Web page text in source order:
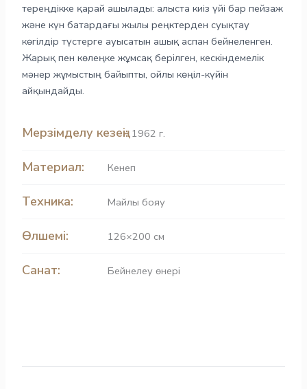
тереңдікке қарай ашылады: алыста киіз үйі бар пейзаж
және күн батардағы жылы реңктерден суықтау
көгілдір түстерге ауысатын ашық аспан бейнеленген.
Жарық пен көлеңке жұмсақ берілген, кескіндемелік
мәнер жұмыстың байыпты, ойлы көңіл-күйін
айқындайды.
Мерзімделу кезеңі: 1962 г.
Материал: Кенеп
Техника: Майлы бояу
Өлшемі: 126×200 см
Санат: Бейнелеу өнері